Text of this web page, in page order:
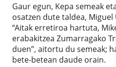
Gaur egun, Kepa semeak
osatzen dute taldea,
“Aitak erretiroa hartuta,
erabakitzea Zumarragako
duen”, aitortu du semeak;
bete-betean daude orain.